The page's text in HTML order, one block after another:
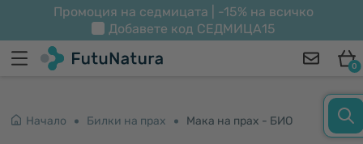
Промоция на седмицата | -15% на всичко
Добавете код СЕДМИЦА15
0
Начало Билки на прах Мака на прах - БИО